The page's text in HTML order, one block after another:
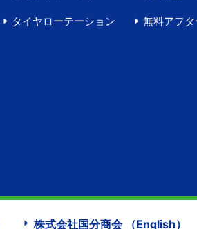
タイヤローテーション 無料アフ
株式会社国分商会 （English）